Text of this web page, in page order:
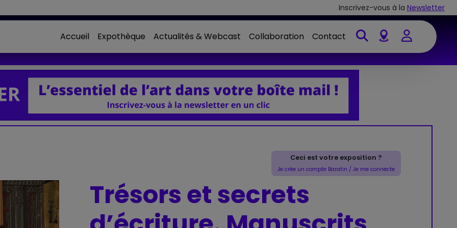
Inscrivez-vous à la Newsletter
Accueil Expothèque Actualités & Webcast Collaboration
Contact
Account
Ceci est votre exposition ?
Je crée un compte Baratin / Je me connecte
Trésors et secrets